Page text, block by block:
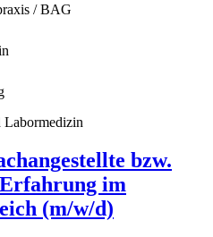
/ BAG
bzw.
im
(m/w/d)